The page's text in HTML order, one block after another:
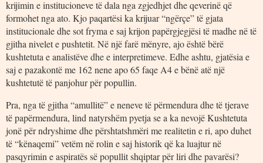
krijimin e institucioneve të dala nga zgjedhjet dhe qeverinë që
formohet nga ato. Kjo paqartësi ka krijuar “ngërçe” të gjata
institucionale dhe sot fryma e saj krijon papërgjegjësi të madhe në të
gjitha nivelet e pushtetit. Në një farë mënyre, ajo është bërë
kushtetuta e analistëve dhe e interpretimeve. Edhe ashtu, gjatësia e
saj e pazakontë me 162 nene apo 65 faqe A4 e bënë atë një
kushtetutë të panjohur për popullin.
Pra, nga të gjitha “amullitë” e neneve të përmendura dhe të tjerave
të papërmendura, lind natyrshëm pyetja se a ka nevojë Kushtetuta
jonë për ndryshime dhe përshtatshmëri me realitetin e ri, apo duhet
të “kënaqemi” vetëm në rolin e saj historik që ka luajtur në
pasqyrimin e aspiratës së popullit shqiptar për liri dhe pavarësi?